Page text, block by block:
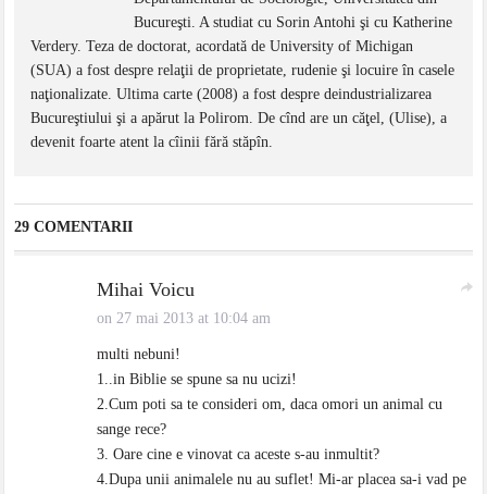
Bucureşti. A studiat cu Sorin Antohi şi cu Katherine
Verdery. Teza de doctorat, acordată de University of Michigan
(SUA) a fost despre relaţii de proprietate, rudenie şi locuire în casele
naţionalizate. Ultima carte (2008) a fost despre deindustrializarea
Bucureştiului şi a apărut la Polirom. De cînd are un căţel, (Ulise), a
devenit foarte atent la cîinii fără stăpîn.
29 COMENTARII
Mihai Voicu
on 27 mai 2013 at 10:04 am
multi nebuni!
1..in Biblie se spune sa nu ucizi!
2.Cum poti sa te consideri om, daca omori un animal cu
sange rece?
3. Oare cine e vinovat ca aceste s-au inmultit?
4.Dupa unii animalele nu au suflet! Mi-ar placea sa-i vad pe